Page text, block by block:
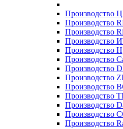
Производство
Производство
Производство
Производство
Производство
Производство
Производство
Производство
Производство
Производство
Производство
Производство
Производство